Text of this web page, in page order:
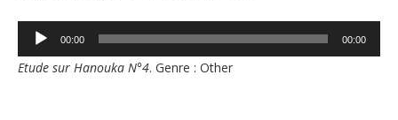
Lecteur
audio
00:00 00:00
Etude sur Hanouka N°4. Genre : Other